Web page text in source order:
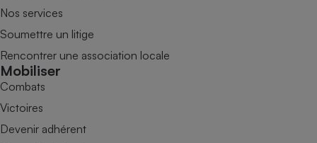
Nos services
Soumettre un litige
Rencontrer une association locale
Mobiliser
Combats
Victoires
Devenir adhérent